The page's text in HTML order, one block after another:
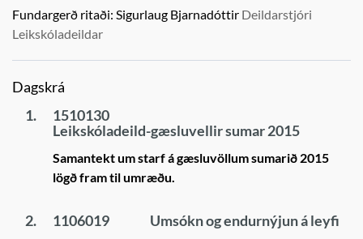
Fundargerð ritaði: Sigurlaug Bjarnadóttir Deildarstjóri
Leikskóladeildar
Dagskrá
1.
1510130
Leikskóladeild-gæsluvellir sumar 2015
Samantekt um starf á gæsluvöllum sumarið 2015
lögð fram til umræðu.
2. 1106019 Umsókn og endurnýjun á leyfi